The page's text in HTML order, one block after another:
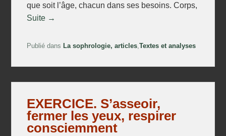
que soit l’âge, chacun dans ses besoins. Corps,
Suite →
Publié dans La sophrologie, articles ,Textes et analyses
EXERCICE. S’asseoir,
fermer les yeux, respirer
consciemment